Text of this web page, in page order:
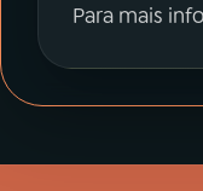
Para mais